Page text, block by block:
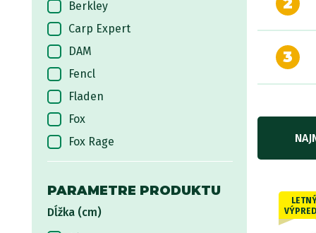
Berkley
Carp Expert
DAM
Fencl
Fladen
Fox
Fox Rage
Giants fishing
Gunki
JRC
PARAMETRE PRODUKTU
Dĺžka (cm)
3